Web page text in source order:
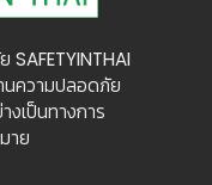
นความปลอดภัย
งเป็นทางการ
าย